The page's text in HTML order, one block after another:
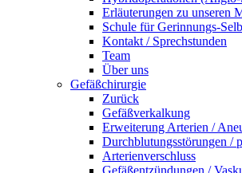
Erläuterungen zu unseren
Schule für Gerinnungs-
Kontakt / Sprechstunden
Team
Über uns
Gefäßchirurgie
Zurück
Gefäßverkalkung
Erweiterung Arterien /
Durchblutungsstörungen /
Arterienverschluss
Gefäßentzündungen /